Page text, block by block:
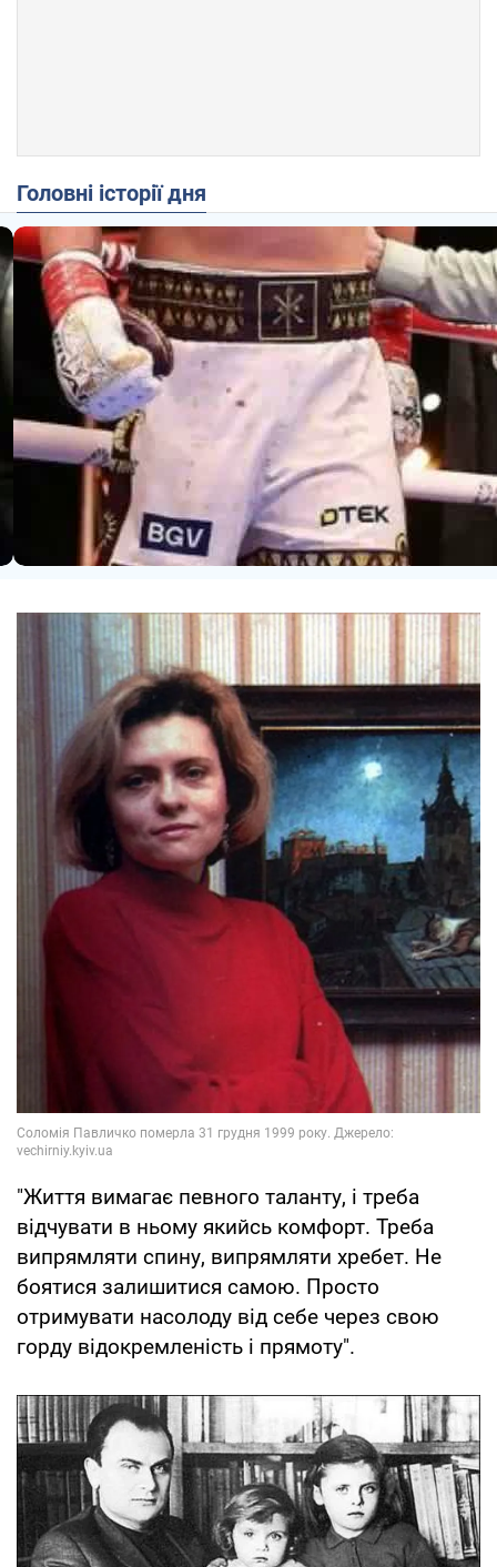
Головні історії дня
"Життя вимагає певного таланту, і треба
відчувати в ньому якийсь комфорт. Треба
випрямляти спину, випрямляти хребет. Не
боятися залишитися самою. Просто
отримувати насолоду від себе через свою
горду відокремленість і прямоту".